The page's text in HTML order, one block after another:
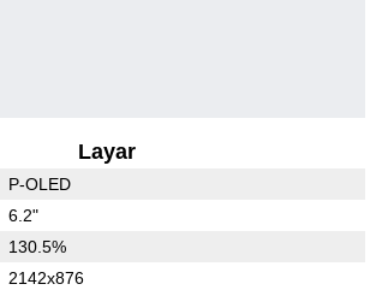
Layar
P-OLED
6.2"
130.5%
2142x876